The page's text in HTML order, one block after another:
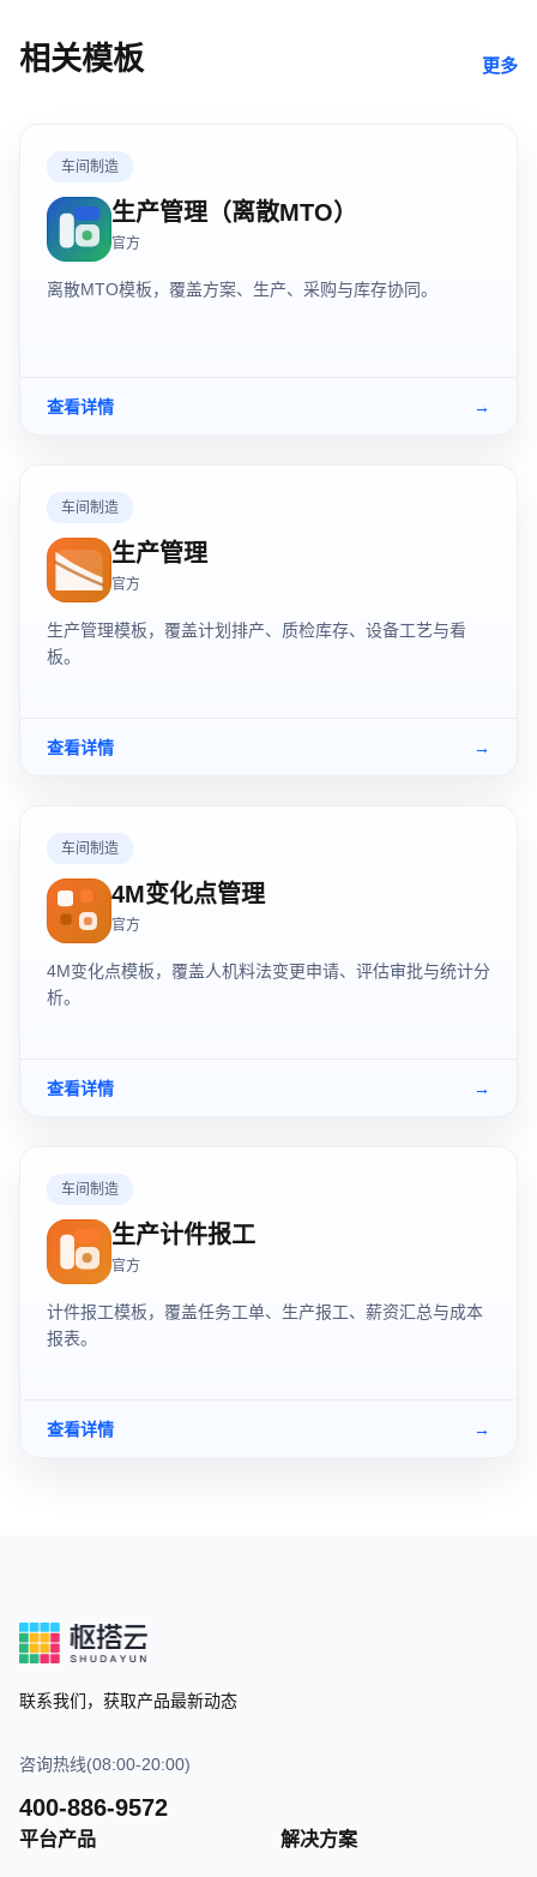
相关模板 更多
车间制造
生产管理（离散MTO）
官方
离散MTO模板，覆盖方案、生产、采购与库存协同。
查看详情 →
车间制造
生产管理
官方
生产管理模板，覆盖计划排产、质检库存、设备工艺与看
板。
查看详情 →
车间制造
4M变化点管理
官方
4M变化点模板，覆盖人机料法变更申请、评估审批与统计分
析。
查看详情 →
车间制造
生产计件报工
官方
计件报工模板，覆盖任务工单、生产报工、薪资汇总与成本
报表。
查看详情 →
联系我们，获取产品最新动态
咨询热线(08:00-20:00)
400-886-9572
平台产品 解决方案